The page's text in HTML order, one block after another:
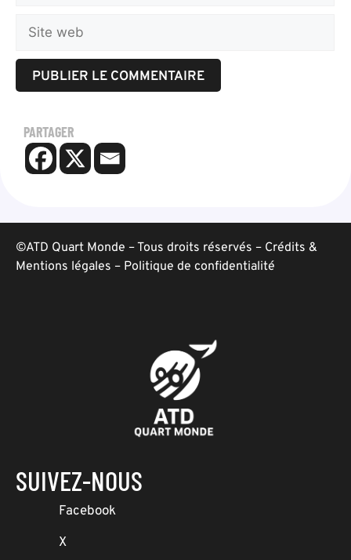
PARTAGER
©ATD Quart Monde – Tous droits réservés – Crédits &
Mentions légales – Politique de confidentialité
SUIVEZ-NOUS
Facebook
X